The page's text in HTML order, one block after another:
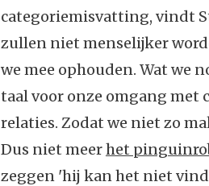
categoriemisvatting, vindt
zullen niet menselijker
we mee ophouden. Wat we
taal voor onze omgang met
relaties. Zodat we niet zo
Dus niet meerhet
zeggen 'hij kan het niet